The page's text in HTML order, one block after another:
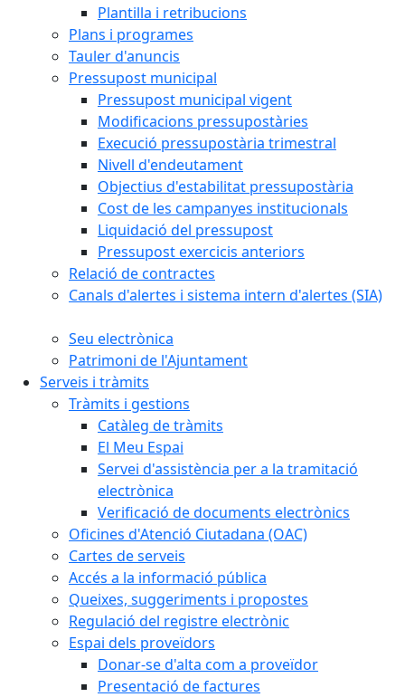
Plantilla i retribucions
Plans i programes
Tauler d'anuncis
Pressupost municipal
Pressupost municipal vigent
Modificacions pressupostàries
Execució pressupostària trimestral
Nivell d'endeutament
Objectius d'estabilitat pressupostària
Cost de les campanyes institucionals
Liquidació del pressupost
Pressupost exercicis anteriors
Relació de contractes
Canals d'alertes i sistema intern d'alertes (SIA)
Seu electrònica
Patrimoni de l'Ajuntament
Serveis i tràmits
Tràmits i gestions
Catàleg de tràmits
El Meu Espai
Servei d'assistència per a la tramitació
electrònica
Verificació de documents electrònics
Oficines d'Atenció Ciutadana (OAC)
Cartes de serveis
Accés a la informació pública
Queixes, suggeriments i propostes
Regulació del registre electrònic
Espai dels proveïdors
Donar-se d'alta com a proveïdor
Presentació de factures